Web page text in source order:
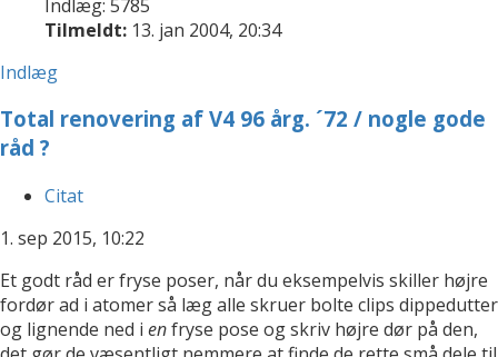
Indlæg: 5785
Tilmeldt: 13. jan 2004, 20:34
Indlæg
Total renovering af V4 96 årg. ´72 / nogle gode
råd ?
Citat
1. sep 2015, 10:22
Et godt råd er fryse poser, når du eksempelvis skiller højre
fordør ad i atomer så læg alle skruer bolte clips dippedutter
og lignende ned i enfryse pose og skriv højre dør på den,